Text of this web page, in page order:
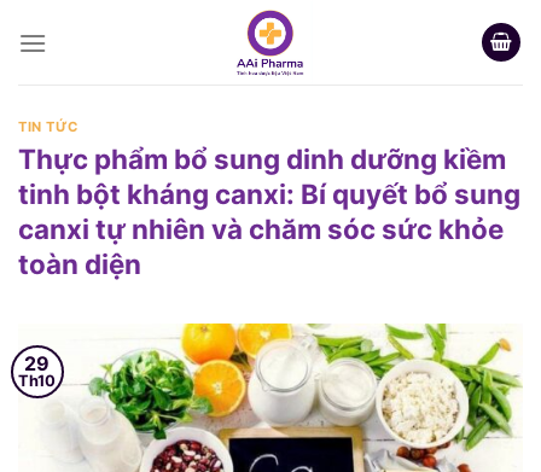
TIN TỨC
Thực phẩm bổ sung dinh dưỡng kiềm
tinh bột kháng canxi: Bí quyết bổ sung
canxi tự nhiên và chăm sóc sức khỏe
toàn diện
29
Th10